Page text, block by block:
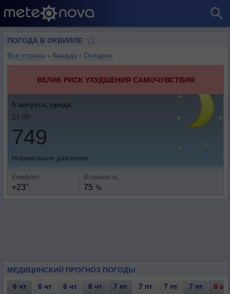
ПОГОДА В ОКВИЛЛЕ
Все страны › Канада › Онтарио
ВЕЛИК РИСК УХУДШЕНИЯ САМОЧУВСТВИЯ
5 августа, среда
21:00
749
Нормальное давление
Комфорт
+23°
Влажность
75 %
МЕДИЦИНСКИЙ ПРОГНОЗ ПОГОДЫ
6 чт 6 чт 6 чт 6 чт 7 пт 7 пт 7 пт 7 пт 8 сб